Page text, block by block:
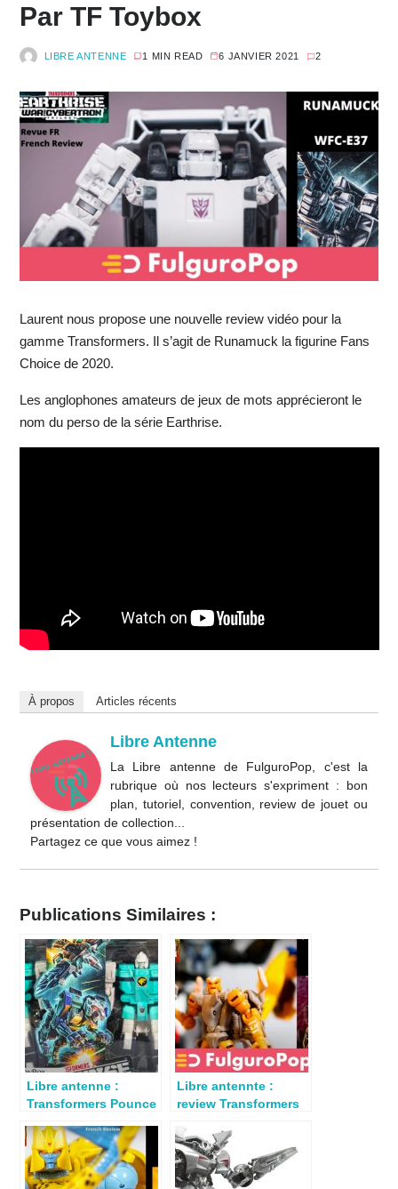
Par TF Toybox
LIBRE ANTENNE 1 MIN READ 6 JANVIER 2021 2
Laurent nous propose une nouvelle review vidéo pour la
gamme Transformers. Il s’agit de Runamuck la figurine Fans
Choice de 2020.
Les anglophones amateurs de jeux de mots apprécieront le
nom du perso de la série Earthrise.
À propos Articles récents
Libre Antenne
La Libre antenne de FulguroPop, c'est la
rubrique où nos lecteurs s'expriment : bon
plan, tutoriel, convention, review de jouet ou
présentation de collection...
Partagez ce que vous aimez !
Publications Similaires :
Libre antenne :
Transformers Pounce
Libre antennte :
review Transformers
TFToyBox